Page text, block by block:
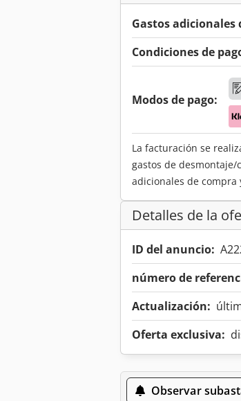
Gastos adicionales
Condiciones de
Modos de pago:
La facturación se
gastos de desmontaje/
adicionales de compra
Detalles de la
ID del anuncio:
número de
Actualización:
Oferta exclusiva:
Observar